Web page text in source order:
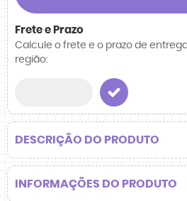
Frete e Prazo
Calcule o frete e o prazo de
região:
DESCRIÇÃO DO PRODUTO
INFORMAÇÕES DO PRODUTO